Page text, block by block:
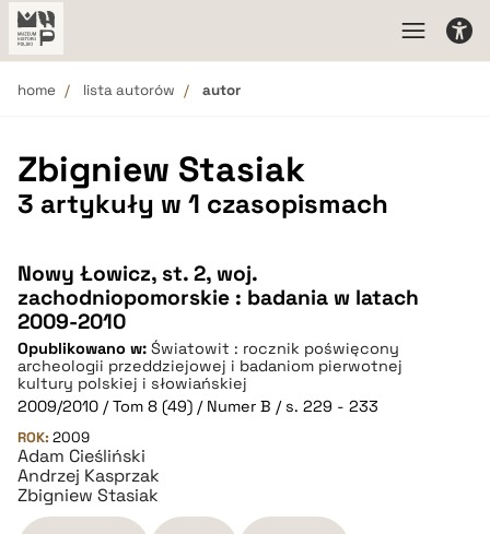
home lista autorów autor
Zbigniew Stasiak
3 artykuły w 1 czasopismach
Nowy Łowicz, st. 2, woj.
zachodniopomorskie : badania w latach
2009-2010
Opublikowano w: Światowit : rocznik poświęcony
archeologii przeddziejowej i badaniom pierwotnej
kultury polskiej i słowiańskiej
2009/2010 / Tom 8 (49) / Numer B / s. 229 - 233
ROK: 2009
Adam Cieśliński
Andrzej Kasprzak
Zbigniew Stasiak